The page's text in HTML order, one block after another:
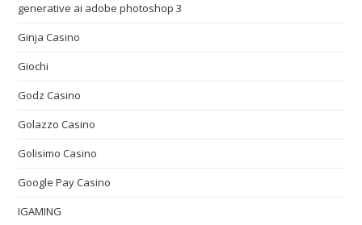
generative ai adobe photoshop 3
Ginja Casino
Giochi
Godz Casino
Golazzo Casino
Golisimo Casino
Google Pay Casino
IGAMING